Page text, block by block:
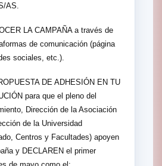
AS.
LA CAMPAÑA a través de
de comunicación (página
sociales, etc.).
DE ADHESIÓN EN TU
para que el pleno del
Dirección de la Asociación
de la Universidad
Centros y Facultades) apoyen
y DECLAREN el primer